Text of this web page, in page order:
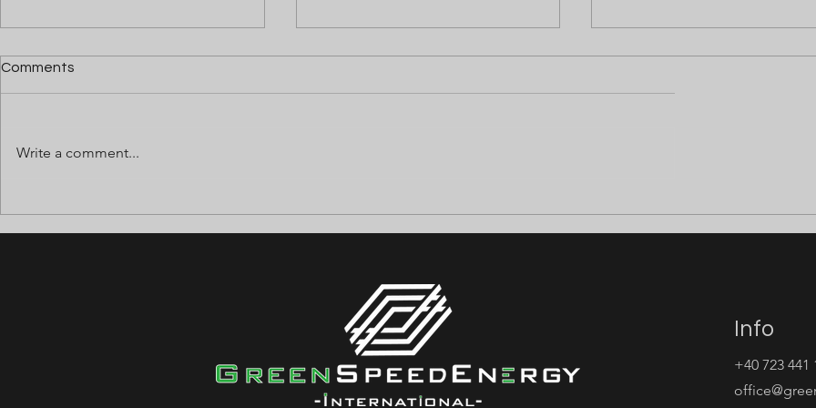
FIRE ALARM ⚡
FIRE ALARM ⚡
FIRE ALARM ⚡
Comments
Write a comment...
Info
+40 723 441